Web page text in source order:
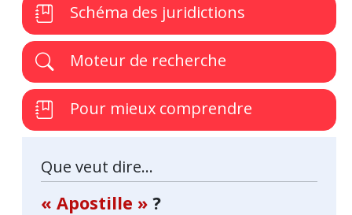
Schéma des juridictions
Moteur de recherche
Pour mieux comprendre
Que veut dire...
« Apostille » ?